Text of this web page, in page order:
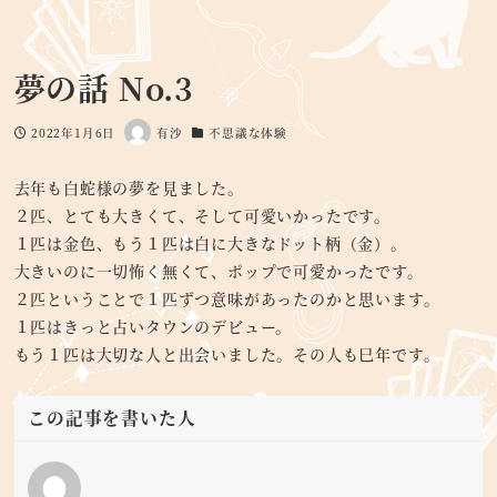
夢の話 No.3
投稿日
2022年1月6日
著
有沙
カテゴリー
不思議な体験
去年も白蛇様の夢を見ました。
２匹、とても大きくて、そして可愛いかったです。
１匹は金色、もう１匹は白に大きなドット柄（金）。
大きいのに一切怖く無くて、ポップで可愛かったです。
２匹ということで１匹ずつ意味があったのかと思います。
１匹はきっと占いタウンのデビュー。
もう１匹は大切な人と出会いました。その人も巳年です。
この記事を書いた人